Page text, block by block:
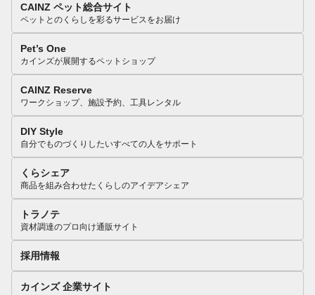
CAINZ ペット総合サイト
ペットとのくらしを彩るサービスをお届け
Pet’s One
カインズが展開するペットショップ
CAINZ Reserve
ワークショップ、施設予約、工具レンタル
DIY Style
自分でものづくりしたいすべての人をサポート
くらシェア
商品を組み合わせたくらしのアイデアシェア
トラノテ
資材調達のプロ向け通販サイト
採用情報
カインズ 企業サイト